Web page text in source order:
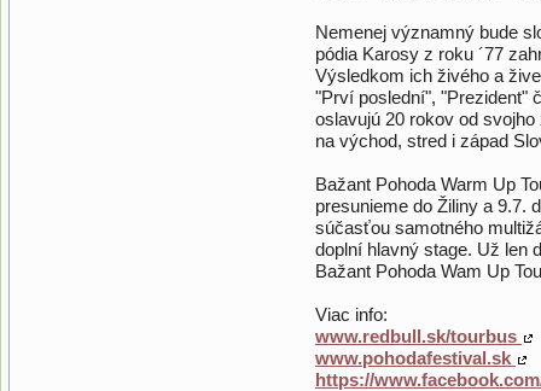
Nemenej významný bude
pódia Karosy z roku ´77
Výsledkom ich živého a
"Prví poslední", "Prezident"
oslavujú 20 rokov od
na východ, stred i západ
Bažant Pohoda Warm Up
presunieme do Žiliny a 9.7.
súčasťou samotného
doplní hlavný stage. Už len
Bažant Pohoda Wam Up
Viac info:
www.redbull.sk/tourbus
www.pohodafestival.sk
https://